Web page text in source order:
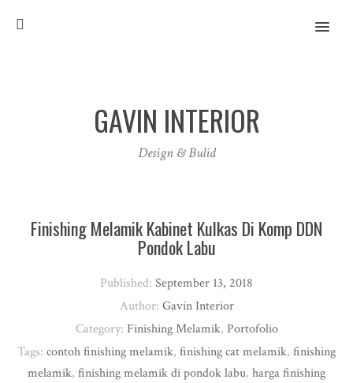
MENU
GAVIN INTERIOR
Design & Bulid
Finishing Melamik Kabinet Kulkas Di Komp DDN
Pondok Labu
Published: September 13, 2018
Author: Gavin Interior
Category: Finishing Melamik, Portofolio
Tags: contoh finishing melamik, finishing cat melamik, finishing
melamik, finishing melamik di pondok labu, harga finishing